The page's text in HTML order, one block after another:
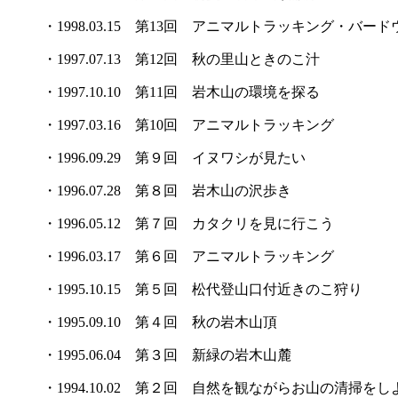
・1998.03.15 第13回 アニマルトラッキング・バード
・1997.07.13 第12回 秋の里山ときのこ汁
・1997.10.10 第11回 岩木山の環境を探る
・1997.03.16 第10回 アニマルトラッキング
・1996.09.29 第９回 イヌワシが見たい
・1996.07.28 第８回 岩木山の沢歩き
・1996.05.12 第７回 カタクリを見に行こう
・1996.03.17 第６回 アニマルトラッキング
・1995.10.15 第５回 松代登山口付近きのこ狩り
・1995.09.10 第４回 秋の岩木山頂
・1995.06.04 第３回 新緑の岩木山麓
・1994.10.02 第２回 自然を観ながらお山の清掃をし